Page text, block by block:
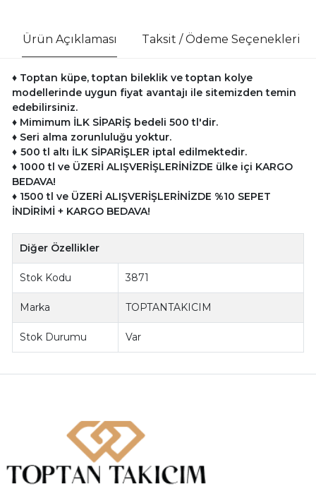
Ürün Açıklaması Taksit / Ödeme Seçenekleri
♦ Toptan küpe, toptan bileklik ve toptan kolye
modellerinde uygun fiyat avantajı ile sitemizden temin
edebilirsiniz.
♦ Mimimum İLK SİPARİŞ bedeli 500 tl'dir.
♦ Seri alma zorunluluğu yoktur.
♦ 500 tl altı İLK SİPARİŞLER iptal edilmektedir.
♦1000 tl ve ÜZERİ ALIŞVERİŞLERİNİZDE ülke içi KARGO
BEDAVA!
♦ 1500 tl ve ÜZERİ ALIŞVERİŞLERİNİZDE %10 SEPET
İNDİRİMİ + KARGO BEDAVA!
Diğer Özellikler
Stok Kodu 3871
Marka TOPTANTAKICIM
Stok Durumu Var